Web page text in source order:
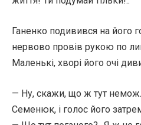
Ганенко подивився на його
нервово провів рукою по
Маленькі, хворі його очі
— Ну, скажи, що ж тут
Семенюк, і голос його